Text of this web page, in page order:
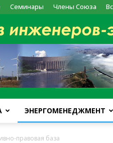
Семинары Члены Союза
ЭНЕРГОМЕНЕДЖМЕНТ
правовая база